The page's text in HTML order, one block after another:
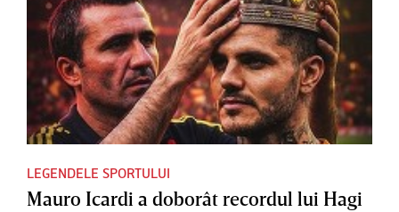
LEGENDELE SPORTULUI
Mauro Icardi a doborât recordul lui Hagi